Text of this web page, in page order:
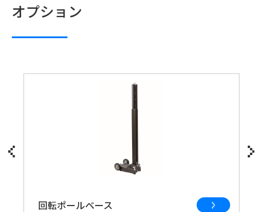
オプション
回転ポールベース